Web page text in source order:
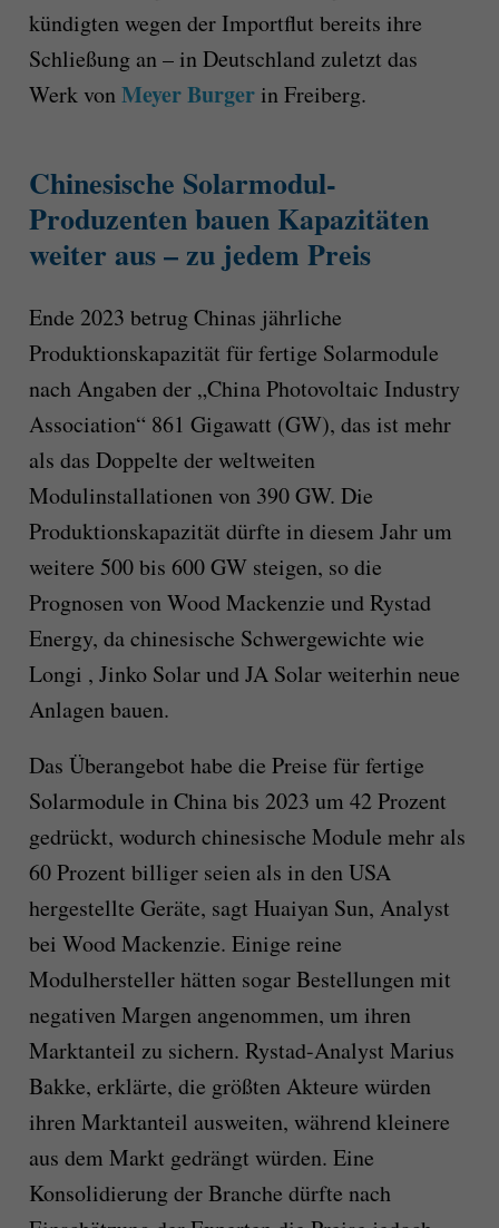
kündigten wegen der Importflut bereits ihre
Schließung an – in Deutschland zuletzt das
Werk vonMeyer Burgerin Freiberg.
Chinesische Solarmodul-
Produzenten bauen Kapazitäten
weiter aus – zu jedem Preis
Ende 2023 betrug Chinas jährliche
Produktionskapazität für fertige Solarmodule
nach Angaben der „China Photovoltaic Industry
Association“ 861 Gigawatt (GW), das ist mehr
als das Doppelte der weltweiten
Modulinstallationen von 390 GW. Die
Produktionskapazität dürfte in diesem Jahr um
weitere 500 bis 600 GW steigen, so die
Prognosen von Wood Mackenzie und Rystad
Energy, da chinesische Schwergewichte wie
Longi , Jinko Solar und JA Solar weiterhin neue
Anlagen bauen.
Das Überangebot habe die Preise für fertige
Solarmodule in China bis 2023 um 42 Prozent
gedrückt, wodurch chinesische Module mehr als
60 Prozent billiger seien als in den USA
hergestellte Geräte, sagt Huaiyan Sun, Analyst
bei Wood Mackenzie. Einige reine
Modulhersteller hätten sogar Bestellungen mit
negativen Margen angenommen, um ihren
Marktanteil zu sichern. Rystad-Analyst Marius
Bakke, erklärte, die größten Akteure würden
ihren Marktanteil ausweiten, während kleinere
aus dem Markt gedrängt würden. Eine
Konsolidierung der Branche dürfte nach